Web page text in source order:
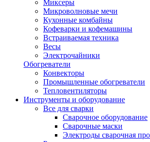
Миксеры
Микроволновые мечи
Кухонные комбайны
Кофеварки и кофемашины
Встраиваемая техника
Весы
Электрочайники
Обогреватели
Конвекторы
Промышленные обогреватели
Тепловентиляторы
Инструменты и оборудование
Все для сварки
Сварочное оборудование
Сварочные маски
Электроды сварочная